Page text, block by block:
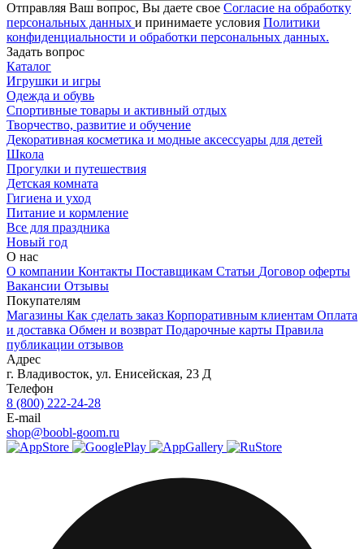
Отправляя Ваш вопрос, Вы даете свое Согласие на обработку
персональных данных и принимаете условия Политики
конфиденциальности и обработки персональных данных.
Задать вопрос
Каталог
Игрушки и игры
Одежда и обувь
Спортивные товары и активный отдых
Творчество, развитие и обучение
Декоративная косметика и модные аксессуары для детей
Школа
Прогулки и путешествия
Детская комната
Гигиена и уход
Питание и кормление
Все для праздника
Новый год
О нас
О компании Контакты Поставщикам Статьи Договор оферты
Вакансии Отзывы
Покупателям
Магазины Как сделать заказ Корпоративным клиентам Оплата
и доставка Обмен и возврат Подарочные карты Правила
публикации отзывов
Адрес
г. Владивосток, ул. Енисейская, 23 Д
Телефон
8 (800) 222-24-28
E-mail
shop@boobl-goom.ru